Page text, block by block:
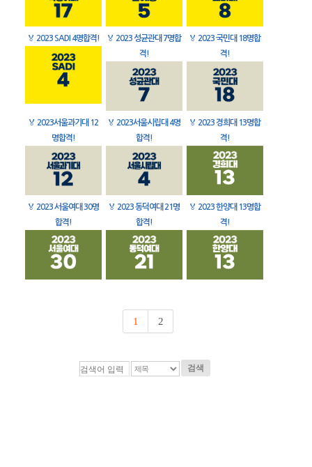
🏅 2023 SADI 4명합격! 🏅 2023 성균관대 7명합
격!
🏅 2023 국민대 18명합
격!
🏅 2023서울과기대 12
명합격!
🏅 2023서울시립대 4명
합격!
🏅 2023 경희대 13명합
격!
🏅 2023 서울여대 30명
합격!
🏅 2023 동덕여대 21명
합격!
🏅 2023 한양대 13명합
격!
1 2
검색